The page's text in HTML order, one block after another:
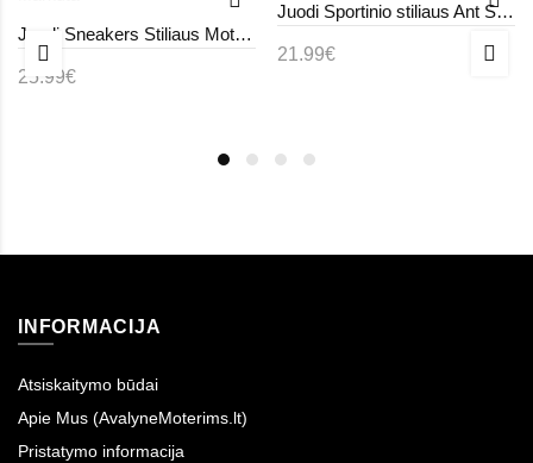
Juodi Sneakers Stiliaus Moteriški Su Blizgučiais Markuta
25.99€
Juodi Sportinio stiliaus Ant Storo Pado Dionisia
21.99€
INFORMACIJA
Atsiskaitymo būdai
Apie Mus (AvalyneMoterims.lt)
Pristatymo informacija